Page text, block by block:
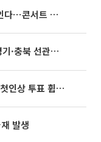
빅뱅, 20주년 기념 '새 뱅봉' 선보인다⋯콘서트 앞두고 팝업 개최
등 추가 압수수색
‘나솔사계’ 국화, 결별 후 재등장⋯첫인상 투표 휩쓸고 ‘인기녀’ 등극
발생